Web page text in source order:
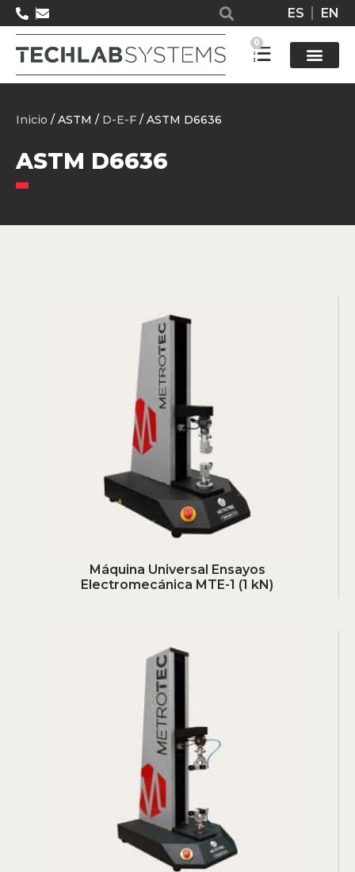
ES EN
0
Inicio / ASTM / D-E-F / ASTM D6636
ASTM D6636
Máquina Universal Ensayos
Electromecánica MTE-1 (1 kN)